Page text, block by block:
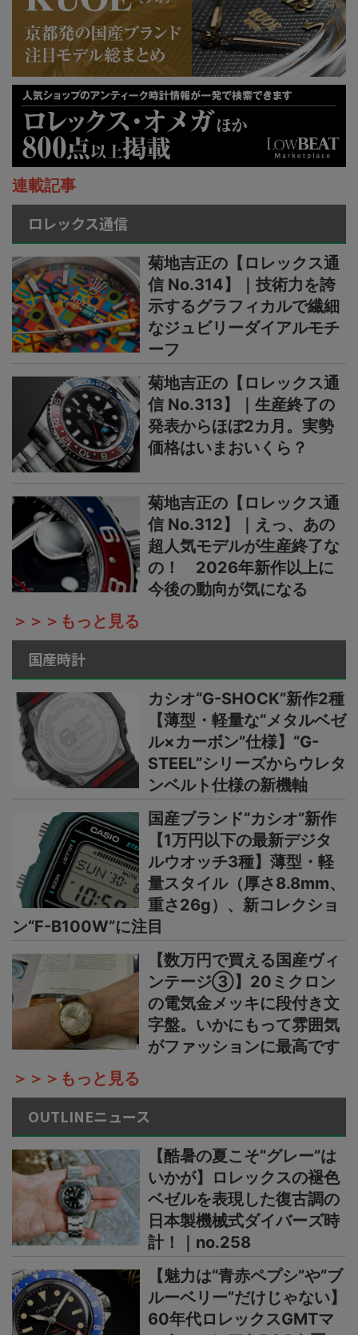
連載記事
ロレックス通信
菊地吉正の【ロレックス通
信 No.314】｜技術力を誇
示するグラフィカルで繊細
なジュビリーダイアルモチ
ーフ
菊地吉正の【ロレックス通
信 No.313】｜生産終了の
発表からほぼ2カ月。実勢
価格はいまおいくら？
菊地吉正の【ロレックス通
信 No.312】｜えっ、あの
超人気モデルが生産終了な
の！ 2026年新作以上に
今後の動向が気になる
＞＞＞もっと見る
国産時計
カシオ“G-SHOCK”新作2種
【薄型・軽量な“メタルベゼ
ル×カーボン”仕様】“G-
STEEL”シリーズからウレタ
ンベルト仕様の新機軸
国産ブランド“カシオ”新作
【1万円以下の最新デジタ
ルウオッチ3種】薄型・軽
量スタイル（厚さ8.8mm、
重さ26g）、新コレクショ
ン“F-B100W”に注目
【数万円で買える国産ヴィ
ンテージ③】20ミクロン
の電気金メッキに段付き文
字盤。いかにもって雰囲気
がファッションに最高です
＞＞＞もっと見る
OUTLINEニュース
【酷暑の夏こそ“グレー”は
いかが】ロレックスの褪色
ベゼルを表現した復古調の
日本製機械式ダイバーズ時
計！｜no.258
【魅力は“青赤ペプシ”や“ブ
ルーベリー”だけじゃない】
60年代ロレックスGMTマ